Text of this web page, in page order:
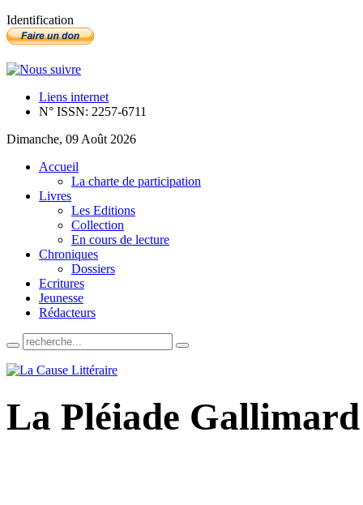
Identification
Liens internet
N° ISSN: 2257-6711
Dimanche, 09 Août 2026
Accueil
La charte de participation
Livres
Les Editions
Collection
En cours de lecture
Chroniques
Dossiers
Ecritures
Jeunesse
Rédacteurs
La Pléiade Gallimard